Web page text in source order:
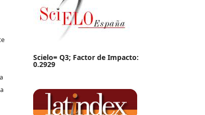
Scielo= Q3; Factor de Impacto:
0.2929